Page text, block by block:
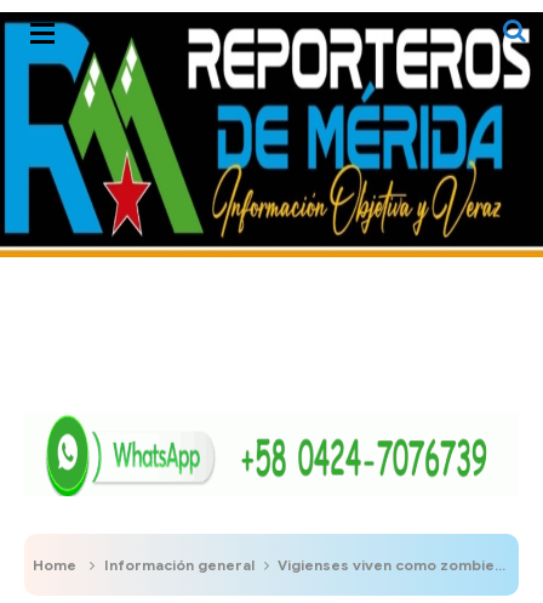
Home Información general Vigienses viven como zombies ante la crisis eléctrica